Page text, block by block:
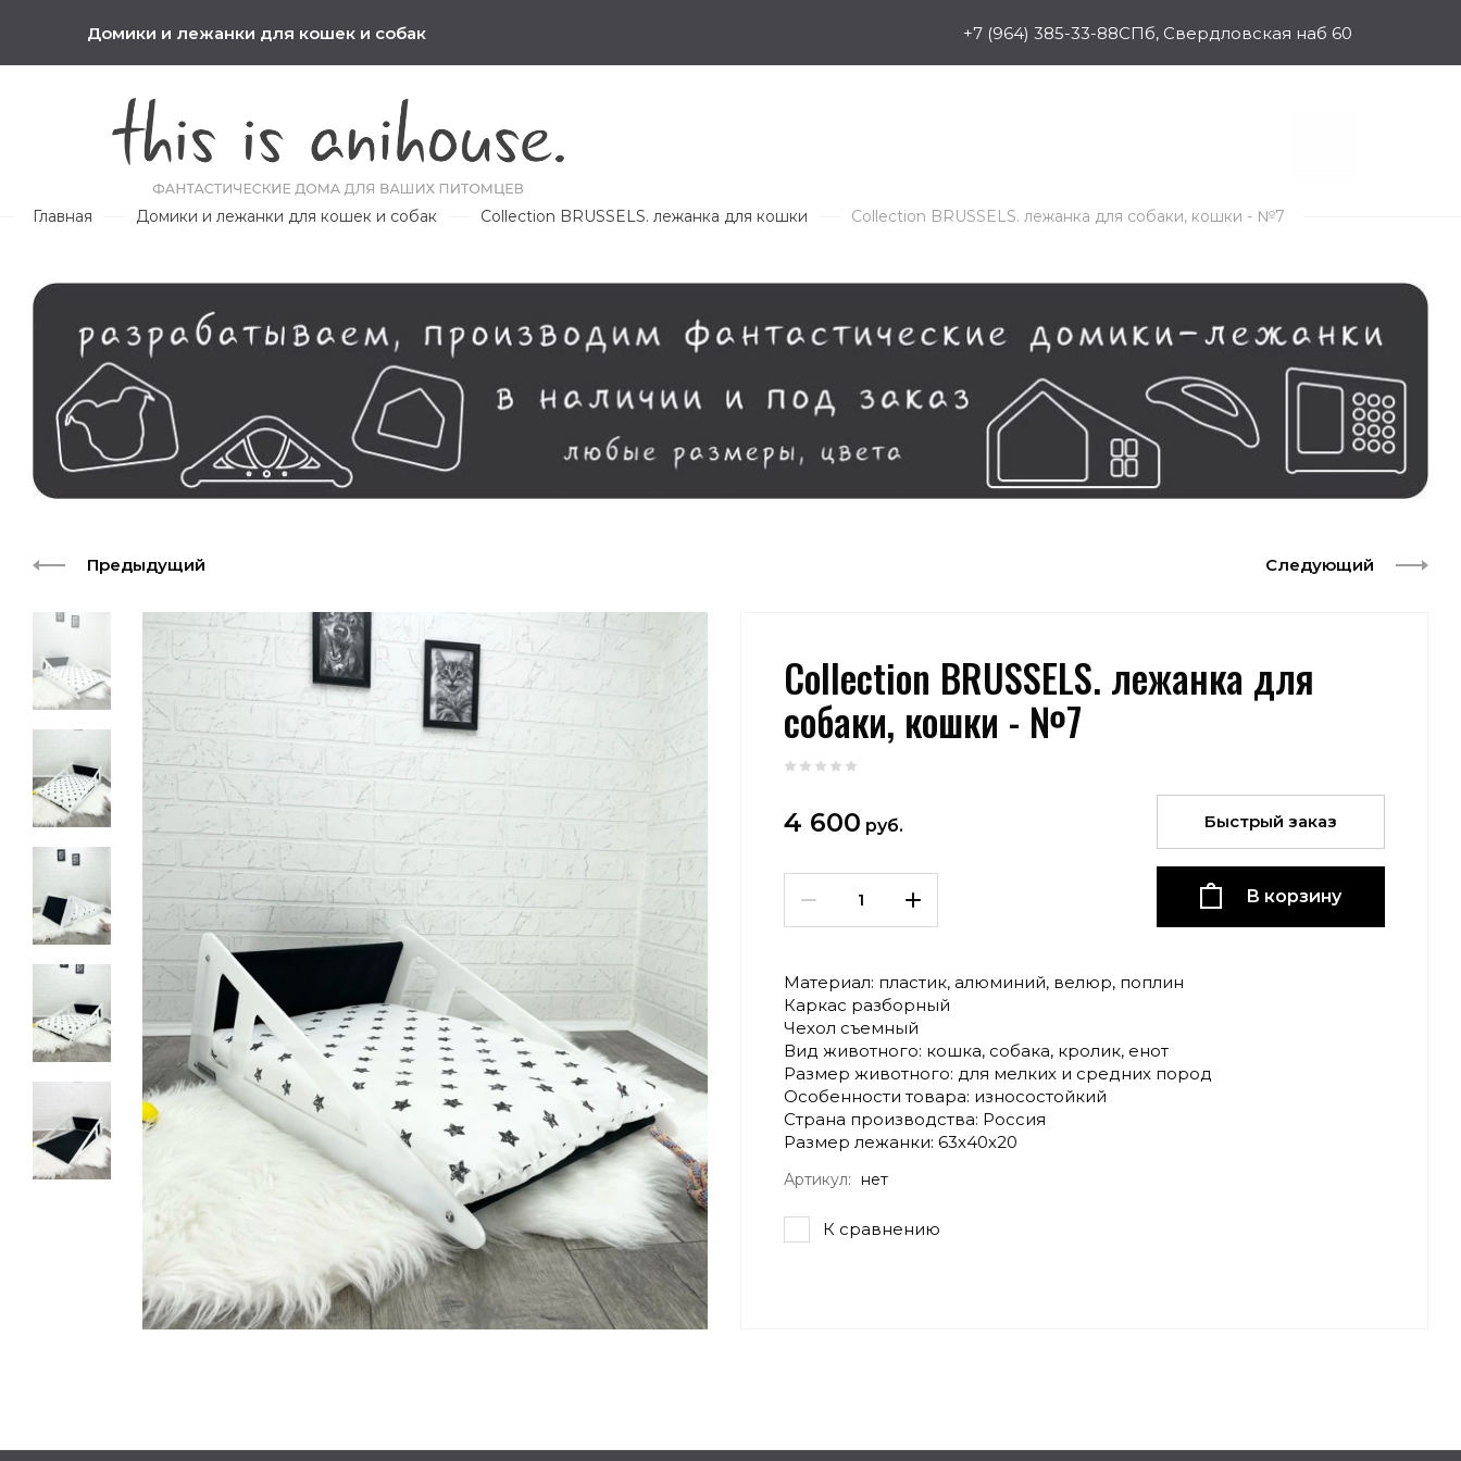
Домики и лежанки для кошек и собак +7 (964) 385-33-88СПб, Свердловская наб 60
Главная Домики и лежанки для кошек и собак Collection BRUSSELS. лежанка для кошки Collection BRUSSELS. лежанка для собаки, кошки - №7
Предыдущий Следующий
Collection BRUSSELS. лежанка для
собаки, кошки - №7
4 600 руб.
В корзину
Быстрый заказ
Материал: пластик, алюминий, велюр, поплин
Каркас разборный
Чехол съемный
Вид животного: кошка, собака, кролик, енот
Размер животного: для мелких и средних пород
Особенности товара: износостойкий
Страна производства: Россия
Размер лежанки: 63х40х20
Артикул: нет
К сравнению